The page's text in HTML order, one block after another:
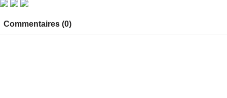
Commentaires (0)